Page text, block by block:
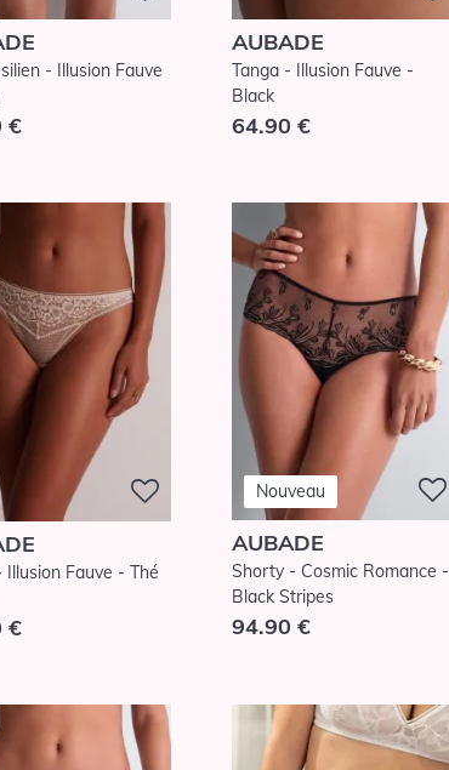
- Illusion Fauve
€
AUBADE
Tanga - Illusion Fauve -
Black
64.90 €
Illusion Fauve - Thé
€
Nouveau
AUBADE
Shorty - Cosmic Romance -
Black Stripes
94.90 €